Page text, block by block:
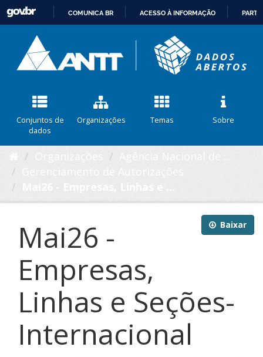
CONTEÚDO
COMUNICA BR ACESSO À INFORMAÇÃO
Conjuntos de
dados
Organizações Temas Sobre
Baixar
Mai26 -
Empresas,
Linhas e Seções-
Internacional